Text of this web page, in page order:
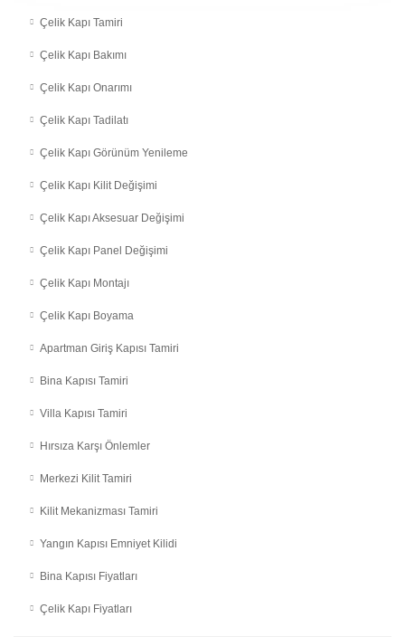
Çelik Kapı Tamiri
Çelik Kapı Bakımı
Çelik Kapı Onarımı
Çelik Kapı Tadilatı
Çelik Kapı Görünüm Yenileme
Çelik Kapı Kilit Değişimi
Çelik Kapı Aksesuar Değişimi
Çelik Kapı Panel Değişimi
Çelik Kapı Montajı
Çelik Kapı Boyama
Apartman Giriş Kapısı Tamiri
Bina Kapısı Tamiri
Villa Kapısı Tamiri
Hırsıza Karşı Önlemler
Merkezi Kilit Tamiri
Kilit Mekanizması Tamiri
Yangın Kapısı Emniyet Kilidi
Bina Kapısı Fiyatları
Çelik Kapı Fiyatları